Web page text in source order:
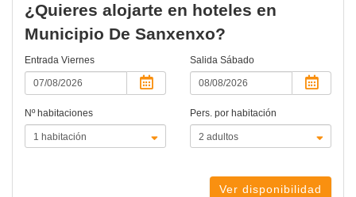
¿Quieres alojarte en hoteles en
Municipio De Sanxenxo?
Entrada Viernes Salida Sábado
Nº habitaciones Pers. por habitación
Ver disponibilidad